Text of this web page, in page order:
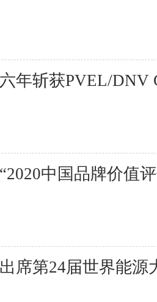
年斩获PVEL/DNV
中国品牌价值
席第24届世界能源